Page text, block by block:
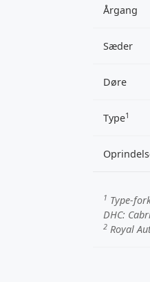
Årgang
Sæder
Døre
Type1
1 Type-
DHC:
2 Royal